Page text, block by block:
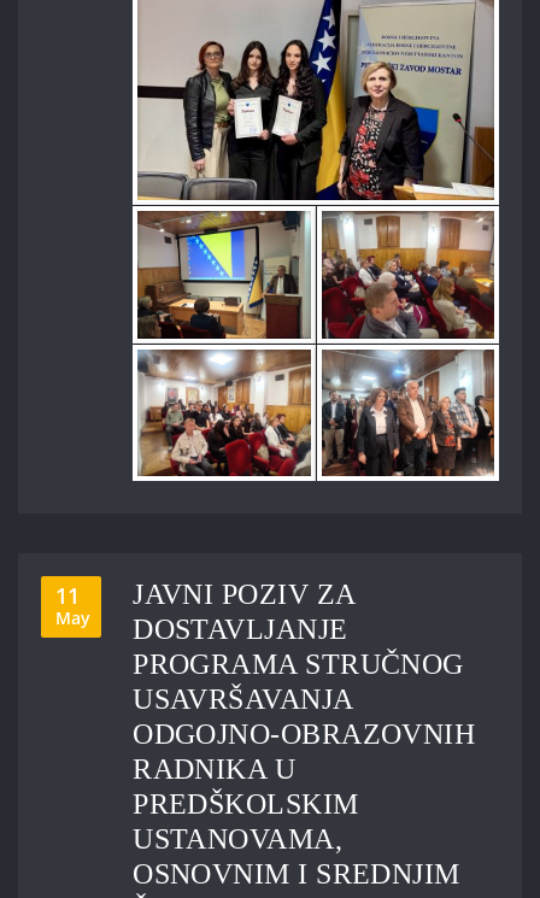
11
May
JAVNI POZIV ZA
DOSTAVLJANJE
PROGRAMA STRUČNOG
USAVRŠAVANJA
ODGOJNO-OBRAZOVNIH
RADNIKA U
PREDŠKOLSKIM
USTANOVAMA,
OSNOVNIM I SREDNJIM